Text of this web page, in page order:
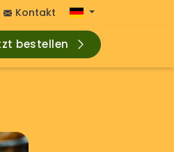
Kontakt
bestellen